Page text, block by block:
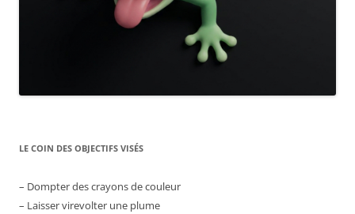
LE COIN DES OBJECTIFS VISÉS
– Dompter des crayons de couleur
– Laisser virevolter une plume